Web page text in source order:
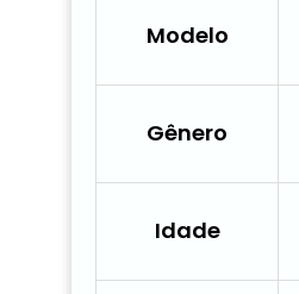
Modelo
Gênero
Idade